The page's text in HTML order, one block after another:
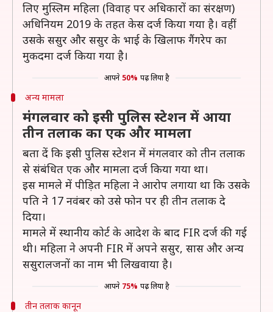
लिए मुस्लिम महिला (विवाह पर अधिकारों का संरक्षण)
अधिनियम 2019 के तहत केस दर्ज किया गया है। वहीं
उसके ससुर और ससुर के भाई के खिलाफ गैंगरेप का
मुकदमा दर्ज किया गया है।
आपने 50% पढ़ लिया है
अन्य मामला
मंगलवार को इसी पुलिस स्टेशन में आया
तीन तलाक का एक और मामला
बता दें कि इसी पुलिस स्टेशन में मंगलवार को तीन तलाक
से संबंधित एक और मामला दर्ज किया गया था।
इस मामले में पीड़ित महिला ने आरोप लगाया था कि उसके
पति ने 17 नवंबर को उसे फोन पर ही तीन तलाक दे
दिया।
मामले में स्थानीय कोर्ट के आदेश के बाद FIR दर्ज की गई
थी। महिला ने अपनी FIR में अपने ससुर, सास और अन्य
ससुरालजनों का नाम भी लिखवाया है।
आपने 75% पढ़ लिया है
तीन तलाक कानून